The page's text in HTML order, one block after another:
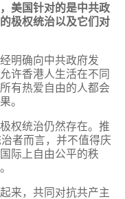
美国针对的是中共政
极权统治以及它们对
明确向中共政府发
许香港人生活在不同
有热爱自由的人都会
。
权统治仍然存在。推
者而言，并不值得庆
际上自由公平的秩
来，共同对抗共产主